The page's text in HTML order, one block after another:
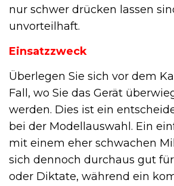
nur schwer drücken lassen
unvorteilhaft.
Einsatzzweck
Überlegen Sie sich vor dem
Fall, wo Sie das Gerät
werden. Dies ist ein
bei der Modellauswahl. Ein
mit einem eher schwachen
sich dennoch durchaus gut
oder Diktate, während ein